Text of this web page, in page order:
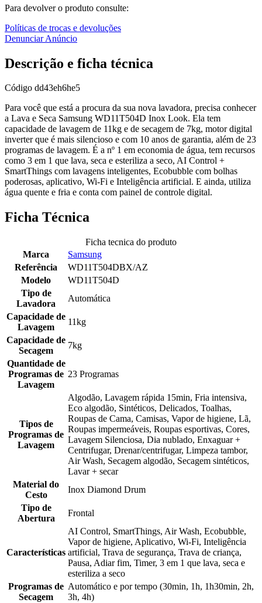
Para devolver o produto consulte:
Políticas de trocas e devoluções
Denunciar Anúncio
Descrição e ficha técnica
Código dd43eh6he5
Para você que está a procura da sua nova lavadora, precisa conhecer
a Lava e Seca Samsung WD11T504D Inox Look. Ela tem
capacidade de lavagem de 11kg e de secagem de 7kg, motor digital
inverter que é mais silencioso e com 10 anos de garantia, além de 23
programas de lavagem. É a nº 1 em economia de água, tem recursos
como 3 em 1 que lava, seca e esteriliza a seco, AI Control +
SmartThings com lavagens inteligentes, Ecobubble com bolhas
poderosas, aplicativo, Wi-Fi e Inteligência artificial. E ainda, utiliza
água quente e fria e conta com painel de controle digital.
Ficha Técnica
Ficha tecnica do produto
Marca
Samsung
Referência
WD11T504DBX/AZ
Modelo
WD11T504D
Tipo de
Lavadora
Automática
Capacidade de
Lavagem
11kg
Capacidade de
Secagem
7kg
Quantidade de
Programas de
Lavagem
23 Programas
Tipos de
Programas de
Lavagem
Algodão, Lavagem rápida 15min, Fria intensiva,
Eco algodão, Sintéticos, Delicados, Toalhas,
Roupas de Cama, Camisas, Vapor de higiene, Lã,
Roupas impermeáveis, Roupas esportivas, Cores,
Lavagem Silenciosa, Dia nublado, Enxaguar +
Centrifugar, Drenar/centrifugar, Limpeza tambor,
Air Wash, Secagem algodão, Secagem sintéticos,
Lavar + secar
Material do
Cesto
Inox Diamond Drum
Tipo de
Abertura
Frontal
Características
AI Control, SmartThings, Air Wash, Ecobubble,
Vapor de higiene, Aplicativo, Wi-Fi, Inteligência
artificial, Trava de segurança, Trava de criança,
Pausa, Adiar fim, Timer, 3 em 1 que lava, seca e
esteriliza a seco
Programas de
Secagem
Automático e por tempo (30min, 1h, 1h30min, 2h,
3h, 4h)